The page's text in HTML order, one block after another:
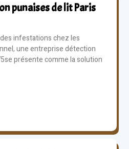
punaises de lit Paris
infestations chez les
une entreprise détection
présente comme la solution